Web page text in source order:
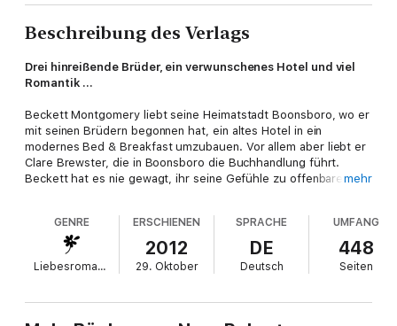
Beschreibung des Verlags
Drei hinreißende Brüder, ein verwunschenes Hotel und viel
Romantik ...
Beckett Montgomery liebt seine Heimatstadt Boonsboro, wo er
mit seinen Brüdern begonnen hat, ein altes Hotel in ein
modernes Bed & Breakfast umzubauen. Vor allem aber liebt er
Clare Brewster, die in Boonsboro die Buchhandlung führt.
Beckett hat es nie gewagt, ihr seine Gefühle zu offenbaren.
einem großen Liebespaar benannt. Und tatsächlich scheint
seine Idee die Bücherliebhaberin zu verzaubern. Aber Beckett
ist nicht der Einzige, der Clares Herz gewinnen möchte ...
Lust auf weitere tolle Bücher von Nora Roberts? Dann
"Sternenregen" und "Zeit der Träume".
mehr
GENRE
Liebesromane
ERSCHIENEN
2012
29. Oktober
SPRACHE
DE
Deutsch
UMFANG
448
Seiten